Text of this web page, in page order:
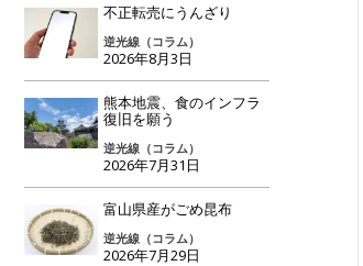
不正転売にうんざり
逆光線（コラム）
2026年8月3日
熊本地震、食のインフラ
復旧を願う
逆光線（コラム）
2026年7月31日
富山県産がごめ昆布
逆光線（コラム）
2026年7月29日